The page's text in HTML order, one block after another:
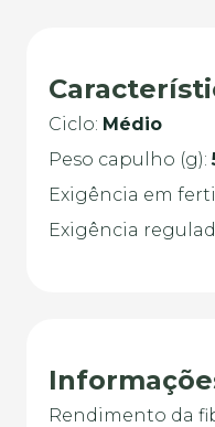
Ciclo: Médio
Peso capulho (g):
Exigência em
Exigência
Rendimento da